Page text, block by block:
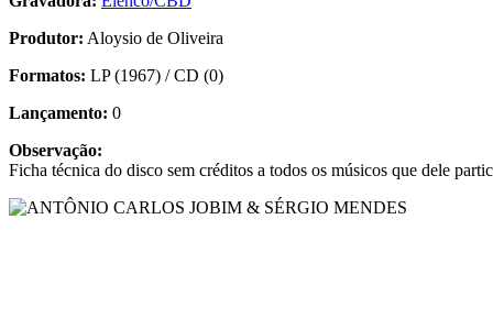
Produtor: Aloysio de Oliveira
Formatos: LP (1967) / CD (0)
Lançamento: 0
Observação:
Ficha técnica do disco sem créditos a todos os músicos que dele